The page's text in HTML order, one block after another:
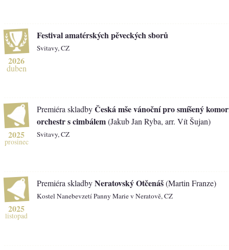
2026
duben
Festival amatérských pěveckých sborů
Svitavy, CZ
2025
prosinec
Premiéra skladbyČeská mše vánoční pro smíšený
orchestr s cimbálem(Jakub Jan Ryba, arr. Vít Šujan)
Svitavy, CZ
2025
listopad
Premiéra skladbyNeratovský Otčenáš(Martin Franze)
Kostel Nanebevzetí Panny Marie v Neratově, CZ